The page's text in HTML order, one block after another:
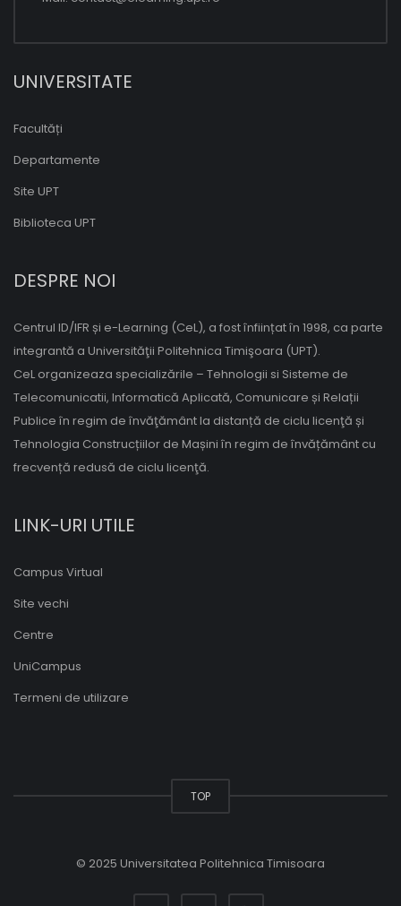
UNIVERSITATE
Facultăți
Departamente
Site UPT
Biblioteca UPT
DESPRE NOI
Centrul ID/IFR și e-Learning (CeL), a fost înființat în 1998, ca parte
integrantă a Universităţii Politehnica Timişoara (UPT).
CeL organizeaza specializările – Tehnologii si Sisteme de
Telecomunicatii, Informatică Aplicată, Comunicare și Relații
Publice în regim de învăţământ la distanță de ciclu licenţă și
Tehnologia Construcțiilor de Mașini în regim de învățământ cu
frecvență redusă de ciclu licenţă.
LINK-URI UTILE
Campus Virtual
Site vechi
Centre
UniCampus
Termeni de utilizare
TOP
© 2025 Universitatea Politehnica Timisoara